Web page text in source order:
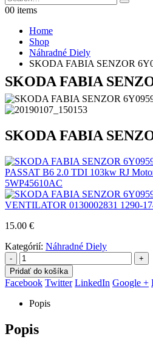
00 items
Home
Shop
Náhradné Diely
SKODA FABIA SENZOR
SKODA FABIA
SKODA FABIA
PASSAT B6 2.0 TDI 103kw RJ
5WP45610AC
VENTILATOR 0130002831 1290-
15.00 €
Kategórií: Náhradné Diely
-
+
Pridať do košíka
Facebook Twitter LinkedIn Google +
Popis
Popis